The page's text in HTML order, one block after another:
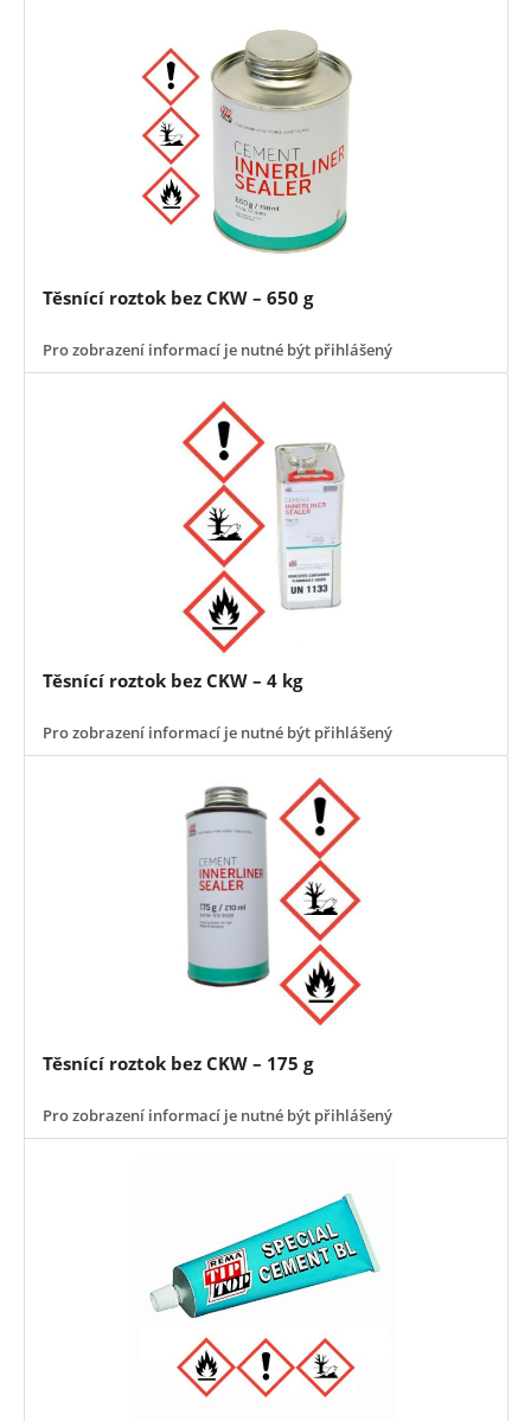
Těsnící roztok bez CKW – 650 g
Pro zobrazení informací je nutné být přihlášený
Těsnící roztok bez CKW – 4 kg
Pro zobrazení informací je nutné být přihlášený
Těsnící roztok bez CKW – 175 g
Pro zobrazení informací je nutné být přihlášený